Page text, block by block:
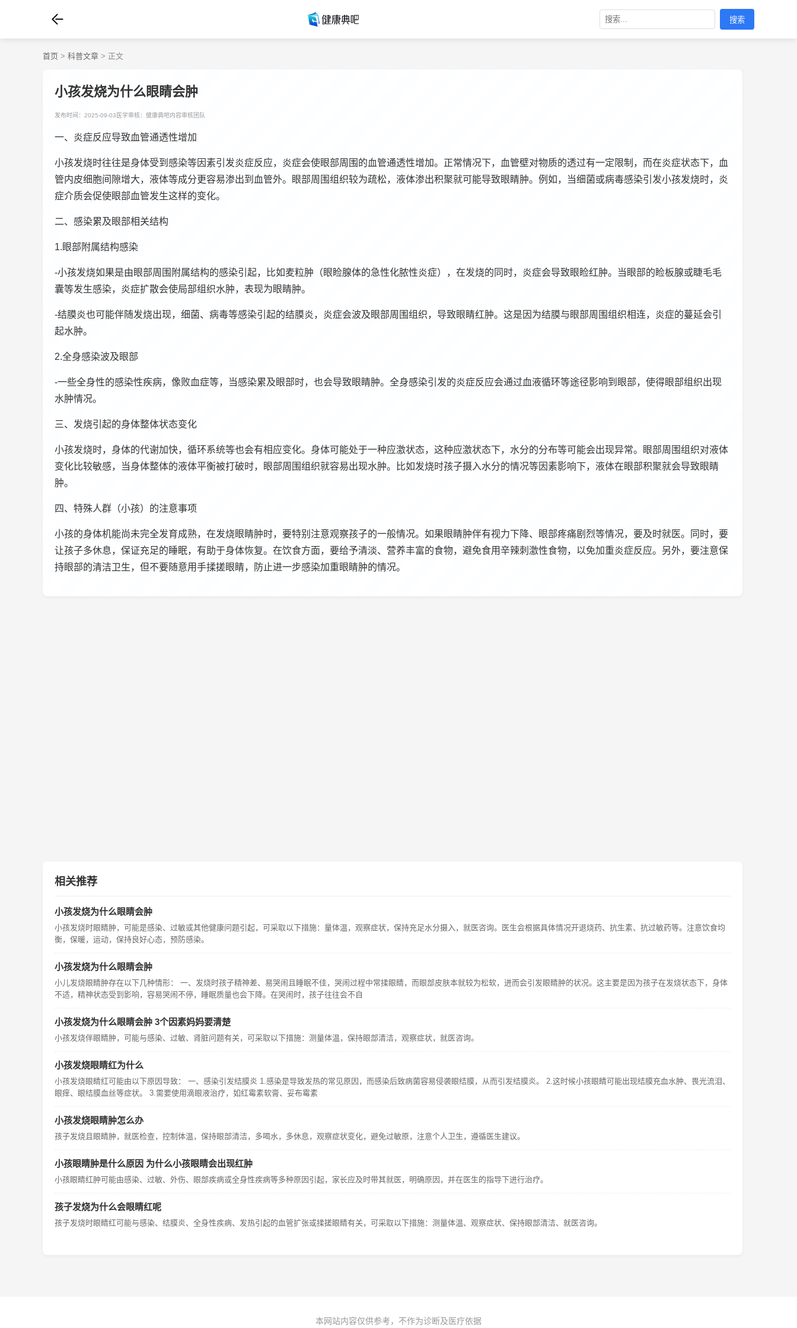
搜索
首页 > 科普文章 > 正文
小孩发烧为什么眼睛会肿
发布时间：2025-09-03 医学审核：健康典吧内容审核团队
一、炎症反应导致血管通透性增加
小孩发烧时往往是身体受到感染等因素引发炎症反应，炎症会使眼部周围的血管通透性增加。正常情况下，血管壁对物质的透过有一定限制，而在炎症状态下，血
管内皮细胞间隙增大，液体等成分更容易渗出到血管外。眼部周围组织较为疏松，液体渗出积聚就可能导致眼睛肿。例如，当细菌或病毒感染引发小孩发烧时，炎
症介质会促使眼部血管发生这样的变化。
二、感染累及眼部相关结构
1.眼部附属结构感染
-小孩发烧如果是由眼部周围附属结构的感染引起，比如麦粒肿（眼睑腺体的急性化脓性炎症），在发烧的同时，炎症会导致眼睑红肿。当眼部的睑板腺或睫毛毛
囊等发生感染，炎症扩散会使局部组织水肿，表现为眼睛肿。
-结膜炎也可能伴随发烧出现，细菌、病毒等感染引起的结膜炎，炎症会波及眼部周围组织，导致眼睛红肿。这是因为结膜与眼部周围组织相连，炎症的蔓延会引
起水肿。
2.全身感染波及眼部
-一些全身性的感染性疾病，像败血症等，当感染累及眼部时，也会导致眼睛肿。全身感染引发的炎症反应会通过血液循环等途径影响到眼部，使得眼部组织出现
水肿情况。
三、发烧引起的身体整体状态变化
小孩发烧时，身体的代谢加快，循环系统等也会有相应变化。身体可能处于一种应激状态，这种应激状态下，水分的分布等可能会出现异常。眼部周围组织对液体
变化比较敏感，当身体整体的液体平衡被打破时，眼部周围组织就容易出现水肿。比如发烧时孩子摄入水分的情况等因素影响下，液体在眼部积聚就会导致眼睛
肿。
四、特殊人群（小孩）的注意事项
小孩的身体机能尚未完全发育成熟，在发烧眼睛肿时，要特别注意观察孩子的一般情况。如果眼睛肿伴有视力下降、眼部疼痛剧烈等情况，要及时就医。同时，要
让孩子多休息，保证充足的睡眠，有助于身体恢复。在饮食方面，要给予清淡、营养丰富的食物，避免食用辛辣刺激性食物，以免加重炎症反应。另外，要注意保
持眼部的清洁卫生，但不要随意用手揉搓眼睛，防止进一步感染加重眼睛肿的情况。
相关推荐
小孩发烧为什么眼睛会肿
小孩发烧时眼睛肿，可能是感染、过敏或其他健康问题引起，可采取以下措施：量体温，观察症状，保持充足水分摄入，就医咨询。医生会根据具体情况开退烧药、抗生素、抗过敏药等。注意饮食均
衡，保暖，运动，保持良好心态，预防感染。
小孩发烧为什么眼睛会肿
小儿发烧眼睛肿存在以下几种情形： 一、发烧时孩子精神差、易哭闹且睡眠不佳，哭闹过程中常揉眼睛，而眼部皮肤本就较为松软，进而会引发眼睛肿的状况。这主要是因为孩子在发烧状态下，身体
不适，精神状态受到影响，容易哭闹不停，睡眠质量也会下降。在哭闹时，孩子往往会不自
小孩发烧为什么眼睛会肿 3个因素妈妈要清楚
小孩发烧伴眼睛肿，可能与感染、过敏、肾脏问题有关，可采取以下措施：测量体温，保持眼部清洁，观察症状，就医咨询。
小孩发烧眼睛红为什么
小孩发烧眼睛红可能由以下原因导致： 一、感染引发结膜炎 1.感染是导致发热的常见原因，而感染后致病菌容易侵袭眼结膜，从而引发结膜炎。 2.这时候小孩眼睛可能出现结膜充血水肿、畏光流泪、
眼痒、眼结膜血丝等症状。 3.需要使用滴眼液治疗，如红霉素软膏、妥布霉素
小孩发烧眼睛肿怎么办
孩子发烧且眼睛肿，就医检查，控制体温，保持眼部清洁，多喝水，多休息，观察症状变化，避免过敏原，注意个人卫生，遵循医生建议。
小孩眼睛肿是什么原因 为什么小孩眼睛会出现红肿
小孩眼睛红肿可能由感染、过敏、外伤、眼部疾病或全身性疾病等多种原因引起，家长应及时带其就医，明确原因，并在医生的指导下进行治疗。
孩子发烧为什么会眼睛红呢
孩子发烧时眼睛红可能与感染、结膜炎、全身性疾病、发热引起的血管扩张或揉搓眼睛有关，可采取以下措施：测量体温、观察症状、保持眼部清洁、就医咨询。
本网站内容仅供参考，不作为诊断及医疗依据